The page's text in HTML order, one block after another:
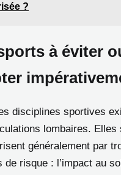
?
à éviter
disciplines sportives
lombaires. Elles
généralement par
de risque : l’impact au